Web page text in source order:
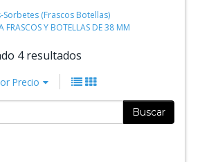
Sorbetes (Frascos Botellas)
FRASCOS Y BOTELLAS DE 38 MM
4 resultados
Precio
Buscar